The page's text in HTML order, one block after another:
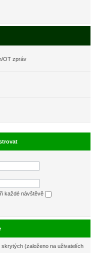
OT zpráv
každé návštěvě
(založeno na uživatelích